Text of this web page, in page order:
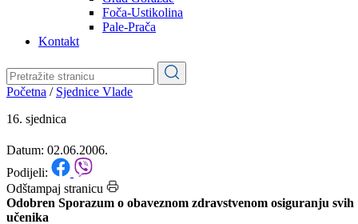
Općine
Pale-Prača
Kontakt
16. sjednica
Datum: 02.06.2006.
Podijeli: